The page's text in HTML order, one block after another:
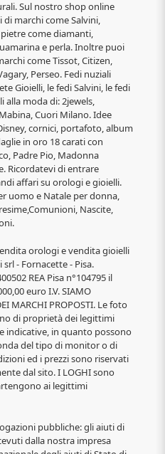
Sul nostro shop online
marchi come Salvini,
come diamanti,
e perla. Inoltre puoi
come Tissot, Citizen,
Perseo. Fedi nuziali
Gioielli, le fedi Salvini, le fedi
alla moda di: 2jewels,
Cuori Milano. Idee
cornici, portafoto, album
in oro 18 carati con
Padre Pio, Madonna
Ricordatevi di entrare
affari su orologi e gioielli.
uomo e Natale per donna,
Nascite,
orologi e vendita gioielli
- Fornacette - Pisa.
REA Pisa n°104795 il
euro I.V. SIAMO
MARCHI PROPOSTI. Le foto
di proprietà dei legittimi
indicative, in quanto possono
del tipo di monitor o di
ed i prezzi sono riservati
dal sito. I LOGHI sono
ai legittimi
pubbliche: gli aiuti di
dalla nostra impresa